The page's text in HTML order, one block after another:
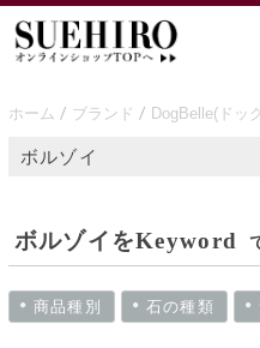
ホーム ブランド DogBelle(ドッ
ボルゾイ
ボルゾイをKeyword
商品種別 石の種類